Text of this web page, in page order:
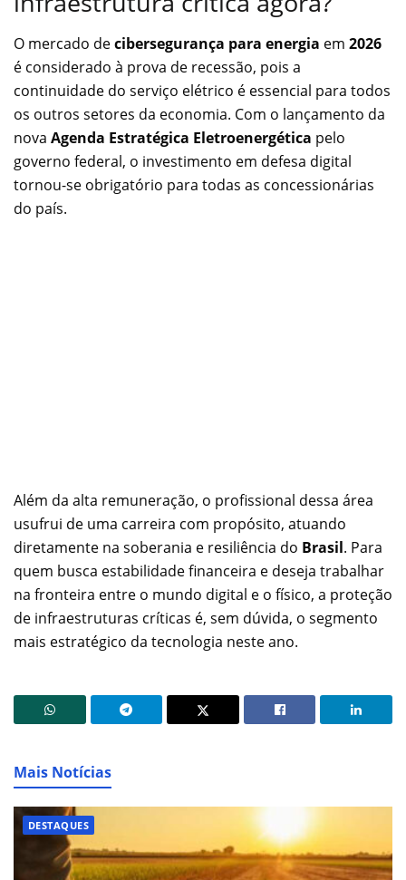
O mercado decibersegurança para energia em 2026
é considerado à prova de recessão, pois a
continuidade do serviço elétrico é essencial para todos
os outros setores da economia. Com o lançamento da
nova Agenda Estratégica Eletroenergética pelo
governo federal, o investimento em defesa digital
tornou-se obrigatório para todas as concessionárias
do país.
Além da alta remuneração, o profissional dessa área
usufrui de uma carreira com propósito, atuando
diretamente na soberania e resiliência do Brasil. Para
quem busca estabilidade financeira e deseja trabalhar
na fronteira entre o mundo digital e o físico, a proteção
de infraestruturas críticas é, sem dúvida, o segmento
mais estratégico da tecnologia neste ano.
Mais Notícias
DESTAQUES